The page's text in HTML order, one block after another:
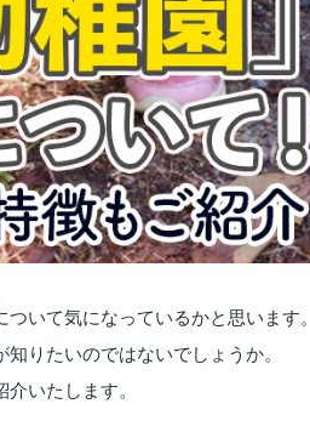
いて気になっているかと思います。
りたいのではないでしょうか。
いたします。